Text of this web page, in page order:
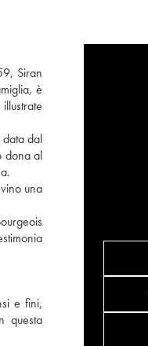
Siran
è
dal
dona al
una
e fini,
questa